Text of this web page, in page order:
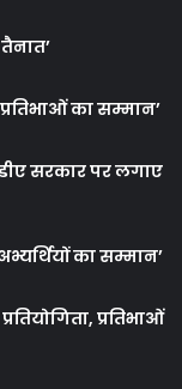
का सम्मान’
सरकार पर लगाए
का सम्मान’
प्रतिभाओं